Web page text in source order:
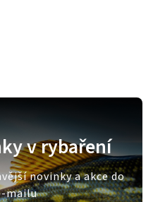
v rybaření
novinky a akce do
mailu